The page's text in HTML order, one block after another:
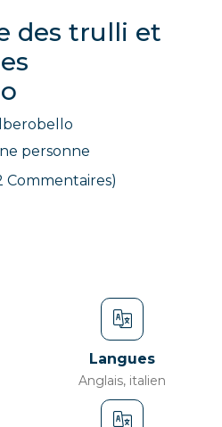
des trulli et
personne
Commentaires)
Langues
Anglais, italien